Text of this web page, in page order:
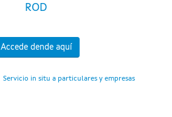
ROD
Accede dende aquí
Servicio in situ a particulares y empresas